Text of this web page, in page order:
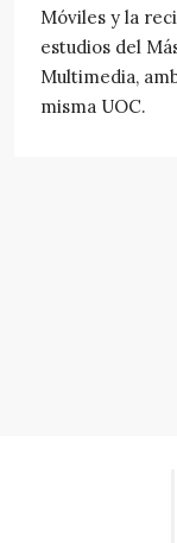
Móviles y la
estudios del
Multimedia,
misma UOC.